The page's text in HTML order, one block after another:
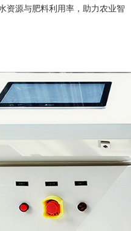
资源与肥料利用率，助力农业智